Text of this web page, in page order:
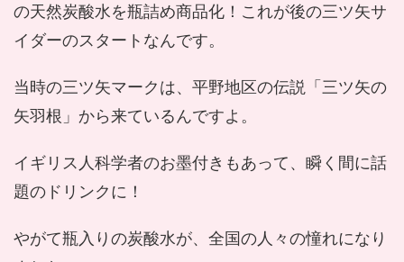
の天然炭酸水を瓶詰め商品化！これが後の三ツ矢サ
イダーのスタートなんです。
当時の三ツ矢マークは、平野地区の伝説「三ツ矢の
矢羽根」から来ているんですよ。
イギリス人科学者のお墨付きもあって、瞬く間に話
題のドリンクに！
やがて瓶入りの炭酸水が、全国の人々の憧れになり